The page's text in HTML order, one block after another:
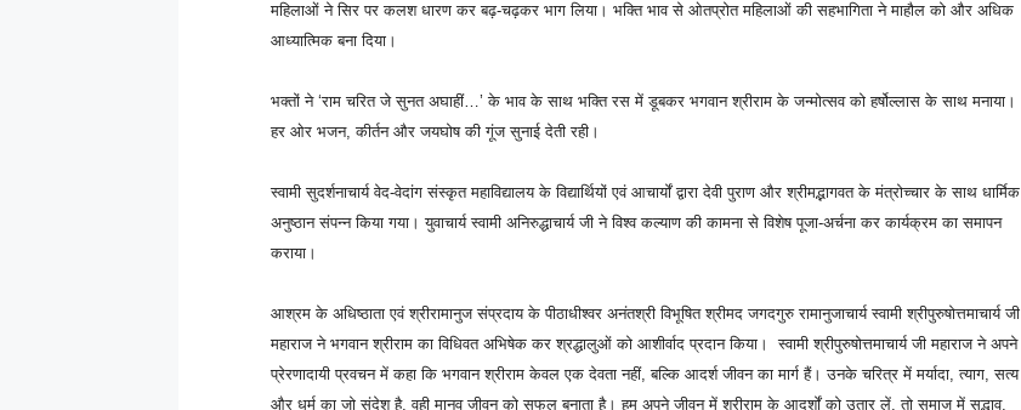
महिलाओं ने सिर पर कलश धारण कर बढ़-चढ़कर भाग लिया। भक्ति भाव से ओतप्रोत महिलाओं की सहभागिता ने माहौल को और अधिक
आध्यात्मिक बना दिया।
भक्तों ने ‘राम चरित जे सुनत अघाहीं…’ के भाव के साथ भक्ति रस में डूबकर भगवान श्रीराम के जन्मोत्सव को हर्षोल्लास के साथ मनाया।
हर ओर भजन, कीर्तन और जयघोष की गूंज सुनाई देती रही।
स्वामी सुदर्शनाचार्य वेद-वेदांग संस्कृत महाविद्यालय के विद्यार्थियों एवं आचार्यों द्वारा देवी पुराण और श्रीमद्भागवत के मंत्रोच्चार के साथ धार्मिक
अनुष्ठान संपन्न किया गया। युवाचार्य स्वामी अनिरुद्धाचार्य जी ने विश्व कल्याण की कामना से विशेष पूजा-अर्चना कर कार्यक्रम का समापन
कराया।
आश्रम के अधिष्ठाता एवं श्रीरामानुज संप्रदाय के पीठाधीश्वर अनंतश्री विभूषित श्रीमद जगदगुरु रामानुजाचार्य स्वामी श्रीपुरुषोत्तमाचार्य जी
महाराज ने भगवान श्रीराम का विधिवत अभिषेक कर श्रद्धालुओं को आशीर्वाद प्रदान किया। स्वामी श्रीपुरुषोत्तमाचार्य जी महाराज ने अपने
प्रेरणादायी प्रवचन में कहा कि भगवान श्रीराम केवल एक देवता नहीं, बल्कि आदर्श जीवन का मार्ग हैं। उनके चरित्र में मर्यादा, त्याग, सत्य
और धर्म का जो संदेश है, वही मानव जीवन को सफल बनाता है। हम अपने जीवन में श्रीराम के आदर्शों को उतार लें, तो समाज में सद्भाव,